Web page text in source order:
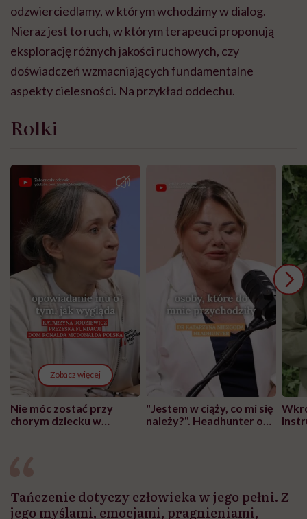
odzwierciedlamy, w którym wchodzimy w dialog.
Nieraz jest to ruch, w którym terapeuci proponują
eksplorację różnych jakości ruchowych, czy
doświadczeń wzmacniających fundamentalne
aspekty cielesności. Na przykład oddechu.
Rolki
Zobacz więcej
Nie móc zostać przy
chorym dziecku w
"Jestem w ciąży, co mi się
należy?". Headhunter o
Tańczenie dotyczy człowieka w jego pełni. Z
jego myślami, emocjami, pragnieniami,